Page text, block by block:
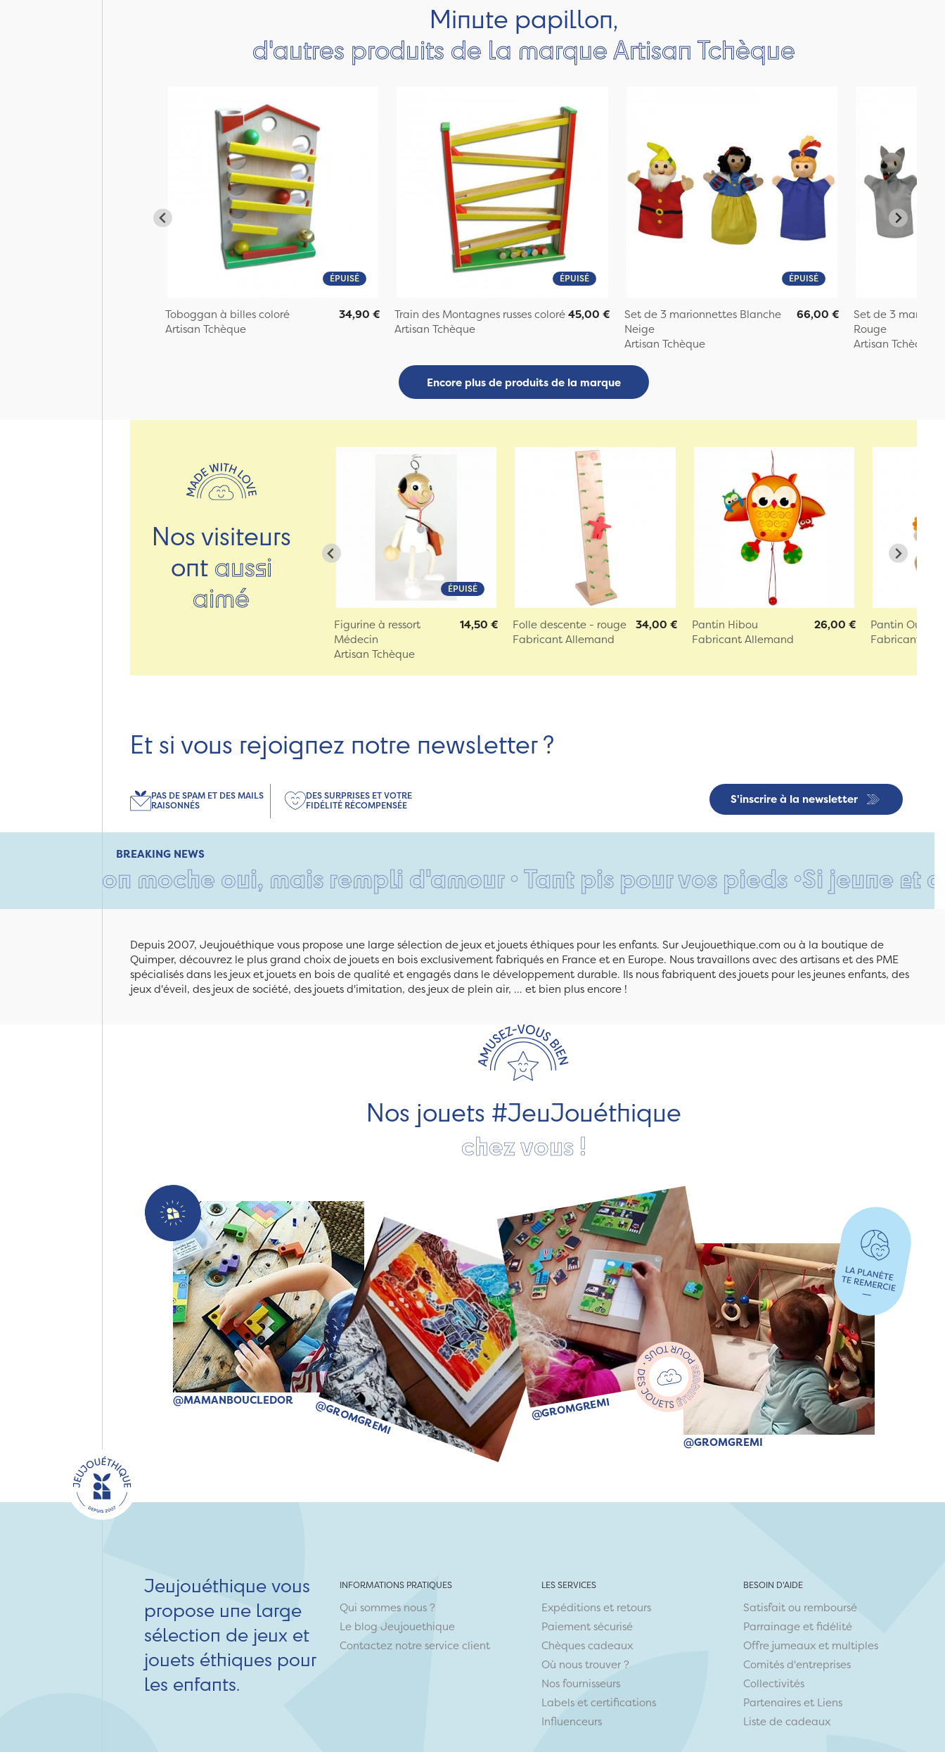
Minute papillon,
d'autres produits de la marque Artisan Tchèque
ÉPUISÉ
Toboggan à billes coloré
Artisan Tchèque
34,90 €
ÉPUISÉ
Train des Montagnes russes coloré
Artisan Tchèque
45,00 €
ÉPUISÉ
Set de 3 marionnettes Blanche
Neige
Artisan Tchèque
66,00 €
Set de 3
Rouge
Artisan Tchèque
Encore plus de produits de la marque
Nos visiteurs
ont aussi
aimé
ÉPUISÉ
Figurine à ressort
Médecin
Artisan Tchèque
14,50 €
Folle descente - rouge
Fabricant Allemand
34,00 €
Pantin Hibou
Fabricant Allemand
26,00 €
Pantin
Fabricant
Et si vous rejoignez notre newsletter ?
S'inscrire à la newsletter
PAS DE SPAM ET DES MAILS
RAISONNÉS
DES SURPRISES ET VOTRE
FIDÉLITÉ RÉCOMPENSÉE
BREAKING NEWS
moche oui, mais rempli d'amour • Tant pis pour vos pieds •Si jeune et déjà si
Depuis 2007, Jeujouéthique vous propose une large sélection de jeux et jouets éthiques pour les enfants. Sur Jeujouethique.com ou à la boutique de
Quimper, découvrez le plus grand choix de jouets en bois exclusivement fabriqués en France et en Europe. Nous travaillons avec des artisans et des PME
spécialisés dans les jeux et jouets en bois de qualité et engagés dans le développement durable. Ils nous fabriquent des jouets pour les jeunes enfants, des
jeux d'éveil, des jeux de société, des jouets d'imitation, des jeux de plein air, ... et bien plus encore !
Nos jouets #JeuJouéthique
chez vous !
@MAMANBOUCLEDOR @GROMGREMI @GROMGREMI
@GROMGREMI
Jeujouéthique vous
propose une large
sélection de jeux et
jouets éthiques pour
les enfants.
INFORMATIONS PRATIQUES
Qui sommes nous ?
Le blog Jeujouethique
Contactez notre service client
LES SERVICES
Expéditions et retours
Paiement sécurisé
Chèques cadeaux
Où nous trouver ?
Nos fournisseurs
Labels et certifications
Influenceurs
BESOIN D'AIDE
Satisfait ou remboursé
Parrainage et fidélité
Offre jumeaux et multiples
Comités d'entreprises
Collectivités
Partenaireset Liens
Liste de cadeaux